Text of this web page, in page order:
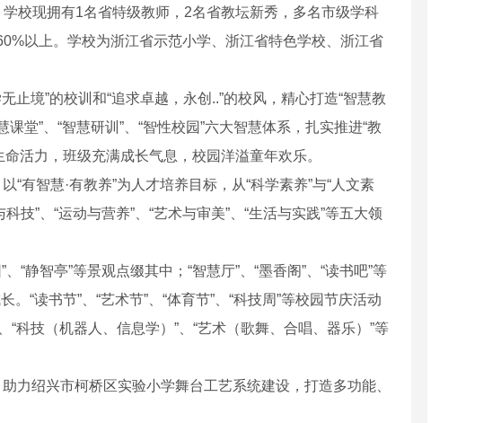
B 18 WP紧凑的可吊挂超低音 M3 MAX紧凑型两分频线阵列模块
学校现拥有1名省特级教师， 2名省教坛新秀，多名市级学科
以上。学校为浙江省示范小学、浙江省特色学校、浙江省
止境”的校训和“追求卓越，永创..”的校风，精心打造“智慧教
课堂”、“智慧研训”、“智性校园”六大智慧体系，扎实推进“教
命活力，班级充满成长气息，校园洋溢童年欢乐。
有智慧·有教养”为人才培养目标，从“科学素养”与“人文素
技”、“运动与营养”、“艺术与审美”、“生活与实践”等五大领
“静智亭”等景观点缀其中；“智慧厅”、“墨香阁”、“读书吧”等
。“读书节”、“艺术节”、“体育节”、“科技周”等校园节庆活动
科技（机器人、信息学）”、“艺术（歌舞、合唱、器乐）”等
力绍兴市柯桥区实验小学舞台工艺系统建设，打造多功能、